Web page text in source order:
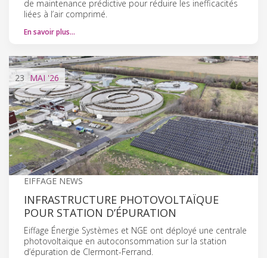
de maintenance prédictive pour réduire les inefficacités
liées à l’air comprimé.
En savoir plus…
23 MAI '26
EIFFAGE NEWS
INFRASTRUCTURE PHOTOVOLTAÏQUE
POUR STATION D’ÉPURATION
Eiffage Énergie Systèmes et NGE ont déployé une centrale
photovoltaïque en autoconsommation sur la station
d’épuration de Clermont-Ferrand.